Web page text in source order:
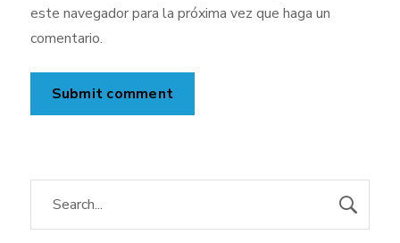
este navegador para la próxima vez que haga un
comentario.